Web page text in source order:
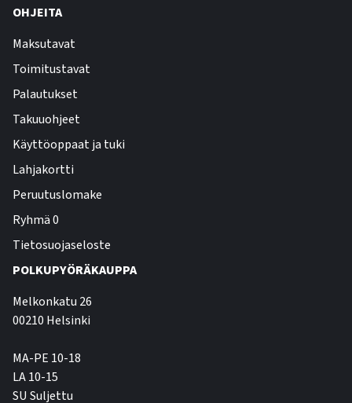
OHJEITA
Maksutavat
Toimitustavat
Palautukset
Takuuohjeet
Käyttöoppaat ja tuki
Lahjakortti
Peruutuslomake
Ryhmä 0
Tietosuojaseloste
POLKUPYÖRÄKAUPPA
Melkonkatu 26
00210 Helsinki
MA-PE 10-18
LA 10-15
SU Suljettu